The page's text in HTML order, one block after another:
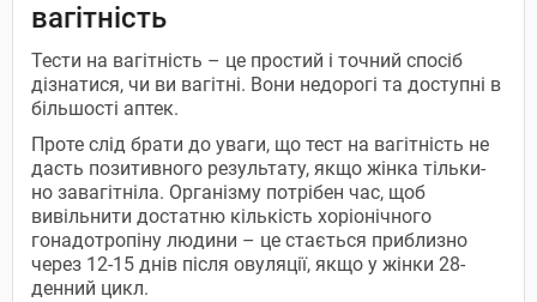
вагітність
Тести на вагітність – це простий і точний спосіб
дізнатися, чи ви вагітні. Вони недорогі та доступні в
більшості аптек.
Проте слід брати до уваги, що тест на вагітність не
дасть позитивного результату, якщо жінка тільки-
но завагітніла. Організму потрібен час, щоб
вивільнити достатню кількість хоріонічного
гонадотропіну людини – це стається приблизно
через 12-15 днів після овуляції, якщо у жінки 28-
денний цикл.